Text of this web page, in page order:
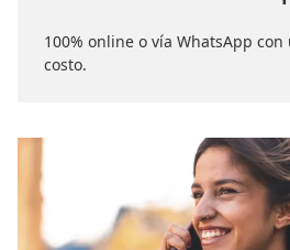
100% online o vía WhatsApp
costo.